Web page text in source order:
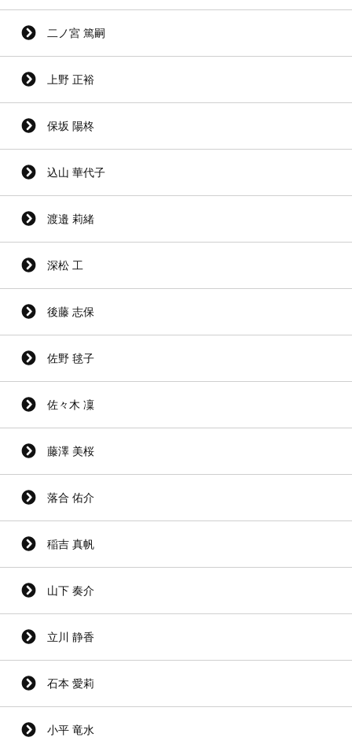
二ノ宮 篤嗣
上野 正裕
保坂 陽柊
込山 華代子
渡邉 莉緒
深松 工
後藤 志保
佐野 毬子
佐々木 凜
藤澤 美桜
落合 佑介
稲吉 真帆
山下 奏介
立川 静香
石本 愛莉
小平 竜水